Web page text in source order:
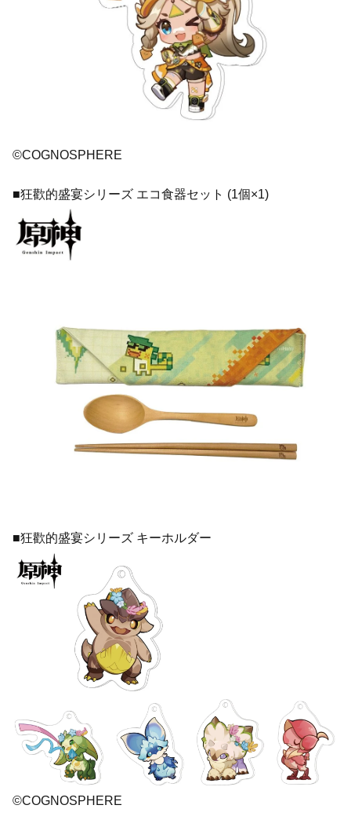
©COGNOSPHERE
■狂歡的盛宴シリーズ エコ食器セット (1個×1)
■狂歡的盛宴シリーズ キーホルダー
©COGNOSPHERE